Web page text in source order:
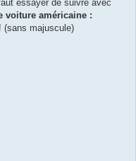
essayer de suivre avec
voiture américaine :
(sans majuscule)